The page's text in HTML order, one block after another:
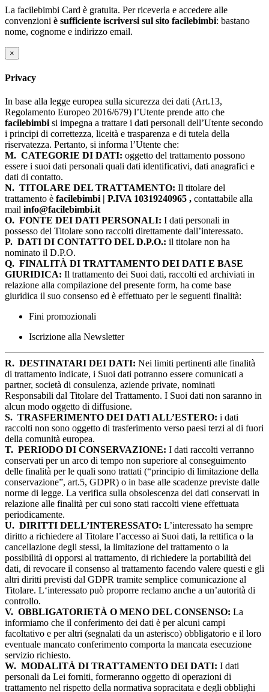
La facilebimbi Card è gratuita. Per riceverla e accedere alle
convenzioni è sufficiente iscriversi sul sito facilebimbi: bastano
nome, cognome e indirizzo email.
×
Privacy
In base alla legge europea sulla sicurezza dei dati (Art.13,
Regolamento Europeo 2016/679) l’Utente prende atto che
facilebimbi si impegna a trattare i dati personali dell’Utente secondo
i principi di correttezza, liceità e trasparenza e di tutela della
riservatezza. Pertanto, si informa l’Utente che:
M. CATEGORIE DI DATI: oggetto del trattamento possono
essere i suoi dati personali quali dati identificativi, dati anagrafici e
dati di contatto.
N. TITOLARE DEL TRATTAMENTO: Il titolare del
trattamento è facilebimbi | P.IVA 10319240965 , contattabile alla
mail info@facilebimbi.it
O. FONTE DEI DATI PERSONALI: I dati personali in
possesso del Titolare sono raccolti direttamente dall’interessato.
P. DATI DI CONTATTO DEL D.P.O.: il titolare non ha
nominato il D.P.O.
Q. FINALITÀ DI TRATTAMENTO DEI DATI E BASE
GIURIDICA: Il trattamento dei Suoi dati, raccolti ed archiviati in
relazione alla compilazione del presente form, ha come base
giuridica il suo consenso ed è effettuato per le seguenti finalità:
Fini promozionali
Iscrizione alla Newsletter
R. DESTINATARI DEI DATI: Nei limiti pertinenti alle finalità
di trattamento indicate, i Suoi dati potranno essere comunicati a
partner, società di consulenza, aziende private, nominati
Responsabili dal Titolare del Trattamento. I Suoi dati non saranno in
alcun modo oggetto di diffusione.
S. TRASFERIMENTO DEI DATI ALL’ESTERO: i dati
raccolti non sono oggetto di trasferimento verso paesi terzi al di fuori
della comunità europea.
T. PERIODO DI CONSERVAZIONE: I dati raccolti verranno
conservati per un arco di tempo non superiore al conseguimento
delle finalità per le quali sono trattati (“principio di limitazione della
conservazione”, art.5, GDPR) o in base alle scadenze previste dalle
norme di legge. La verifica sulla obsolescenza dei dati conservati in
relazione alle finalità per cui sono stati raccolti viene effettuata
periodicamente.
U. DIRITTI DELL’INTERESSATO: L’interessato ha sempre
diritto a richiedere al Titolare l’accesso ai Suoi dati, la rettifica o la
cancellazione degli stessi, la limitazione del trattamento o la
possibilità di opporsi al trattamento, di richiedere la portabilità dei
dati, di revocare il consenso al trattamento facendo valere questi e gli
altri diritti previsti dal GDPR tramite semplice comunicazione al
Titolare. L‘interessato può proporre reclamo anche a un’autorità di
controllo.
V. OBBLIGATORIETÀ O MENO DEL CONSENSO: La
informiamo che il conferimento dei dati è per alcuni campi
facoltativo e per altri (segnalati da un asterisco) obbligatorio e il loro
eventuale mancato conferimento comporta la mancata esecuzione
servizio richiesto.
W. MODALITÀ DI TRATTAMENTO DEI DATI: I dati
personali da Lei forniti, formeranno oggetto di operazioni di
trattamento nel rispetto della normativa sopracitata e degli obblighi